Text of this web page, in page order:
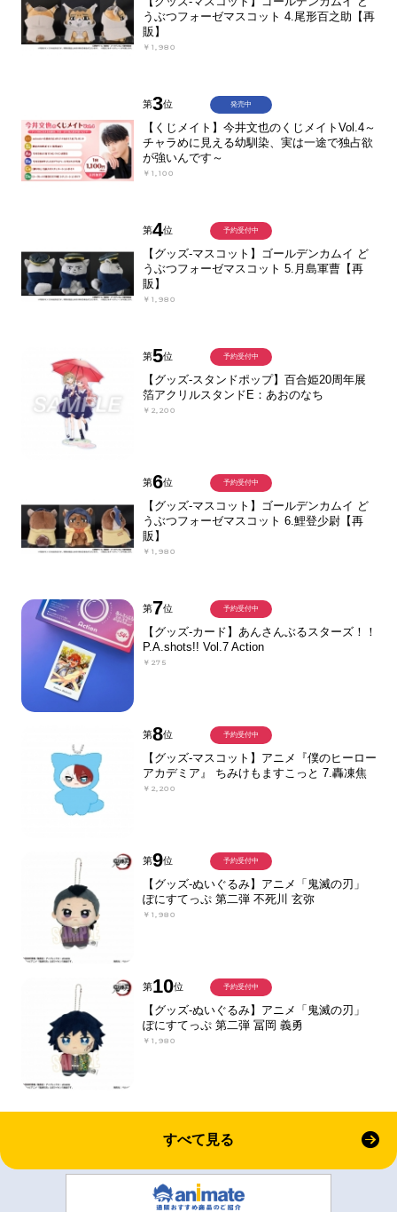
うぶつフォーゼマスコット 4.尾形百之助【再
販】
￥1,980
第3位
【くじメイト】今井文也のくじメイトVol.4～
チャラめに見える幼馴染、実は一途で独占欲
が強いんです～
￥1,100
発売中
第4位
【グッズ-マスコット】ゴールデンカムイ ど
うぶつフォーゼマスコット 5.月島軍曹【再
販】
￥1,980
予約受付中
第5位
【グッズ-スタンドポップ】百合姫20周年展
箔アクリルスタンドE：あおのなち
￥2,200
予約受付中
第6位
【グッズ-マスコット】ゴールデンカムイ ど
うぶつフォーゼマスコット 6.鯉登少尉【再
販】
￥1,980
予約受付中
第7位
【グッズ-カード】あんさんぶるスターズ！！
P.A.shots!! Vol.7 Action
￥275
予約受付中
第8位
【グッズ-マスコット】アニメ『僕のヒーロー
アカデミア』 ちみけもますこっと 7.轟凍焦
￥2,200
予約受付中
第9位
【グッズ-ぬいぐるみ】アニメ「鬼滅の刃」
ぽにすてっぷ 第二弾 不死川 玄弥
￥1,980
予約受付中
第10位
【グッズ-ぬいぐるみ】アニメ「鬼滅の刃」
ぽにすてっぷ 第二弾 冨岡 義勇
￥1,980
予約受付中
すべて見る